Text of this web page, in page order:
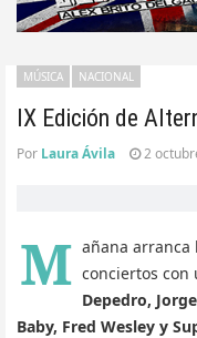
IX Edición de
MÚSICA NACIONAL
Por Laura Ávila 2
M añana arranca
conciertos con
Depedro,
Baby, Fred Wesley y